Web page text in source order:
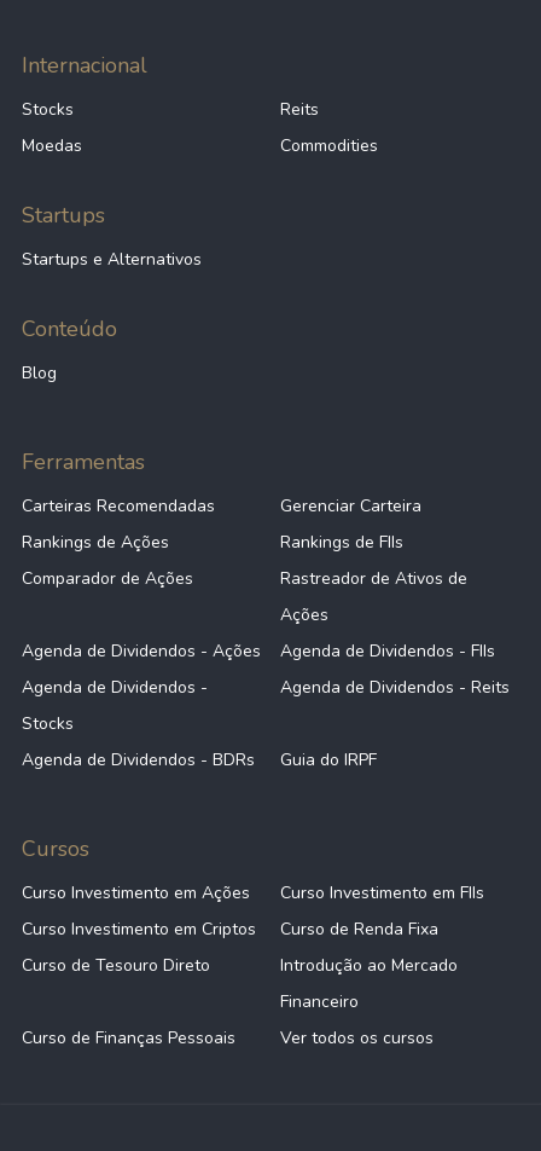
Internacional
Stocks
Reits
Moedas
Commodities
Startups
Startups e Alternativos
Conteúdo
Blog
Ferramentas
Carteiras Recomendadas
Gerenciar Carteira
Rankings de Ações
Rankings de FIIs
Comparador de Ações
Rastreador de Ativos de
Ações
Agenda de Dividendos - Ações
Agenda de Dividendos - FIIs
Agenda de Dividendos -
Stocks
Agenda de Dividendos - Reits
Agenda de Dividendos - BDRs Guia do IRPF
Cursos
Curso Investimento em Ações
Curso Investimento em FIIs
Curso Investimento em Criptos
Curso de Renda Fixa
Curso de Tesouro Direto
Introdução ao Mercado
Financeiro
Curso de Finanças Pessoais
Ver todos os cursos